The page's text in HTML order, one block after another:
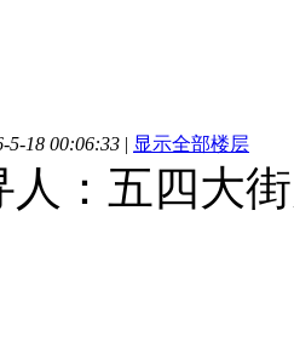
5-18 00:06:33 | 显示全部楼层
人：五四大